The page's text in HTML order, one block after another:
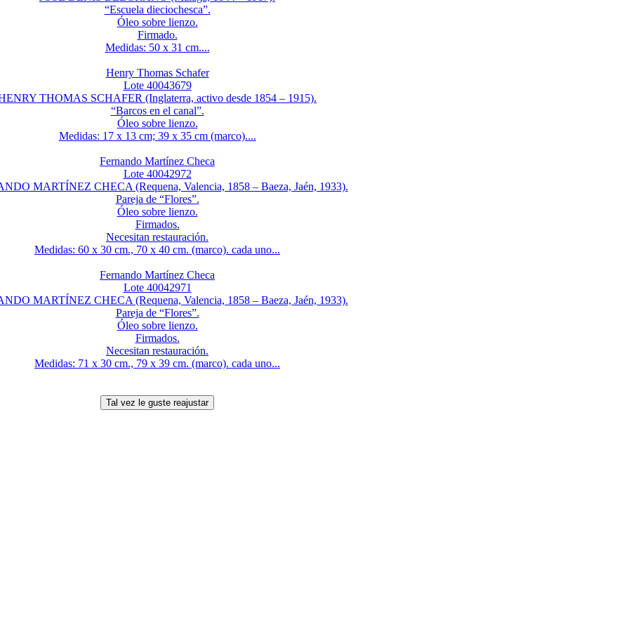
“Escuela dieciochesca”.
Óleo sobre lienzo.
Firmado.
Medidas: 50 x 31 cm....
Henry Thomas Schafer
Lote 40043679
THOMAS SCHAFER (Inglaterra, activo desde 1854 – 1915).
“Barcos en el canal”.
Óleo sobre lienzo.
Medidas: 17 x 13 cm; 39 x 35 cm (marco)....
Fernando Martínez Checa
Lote 40042972
MARTÍNEZ CHECA (Requena, Valencia, 1858 – Baeza, Jaén, 1933).
Pareja de “Flores”.
Óleo sobre lienzo.
Firmados.
Necesitan restauración.
Medidas: 60 x 30 cm., 70 x 40 cm. (marco). cada uno...
Fernando Martínez Checa
Lote 40042971
MARTÍNEZ CHECA (Requena, Valencia, 1858 – Baeza, Jaén, 1933).
Pareja de “Flores”.
Óleo sobre lienzo.
Firmados.
Necesitan restauración.
Medidas: 71 x 30 cm., 79 x 39 cm. (marco). cada uno...